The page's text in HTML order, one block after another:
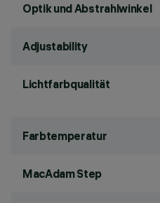
Optik und Abstrahlwinkel
Adjustability
Lichtfarbqualität
Farbtemperatur
MacAdam Step